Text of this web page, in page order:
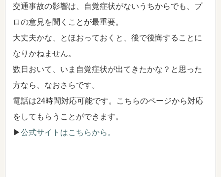
交通事故の影響は、自覚症状がないうちからでも、プ
ロの意見を聞くことが最重要。
大丈夫かな、とほおっておくと、後で後悔することに
なりかねません。
数日おいて、いま自覚症状が出てきたかな？と思った
方なら、なおさらです。
電話は24時間対応可能です。こちらのページから対応
をしてもらうことができます。
▶公式サイトはこちらから。